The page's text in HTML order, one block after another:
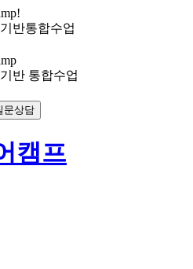
반통합수업
반 통합수업
문상담